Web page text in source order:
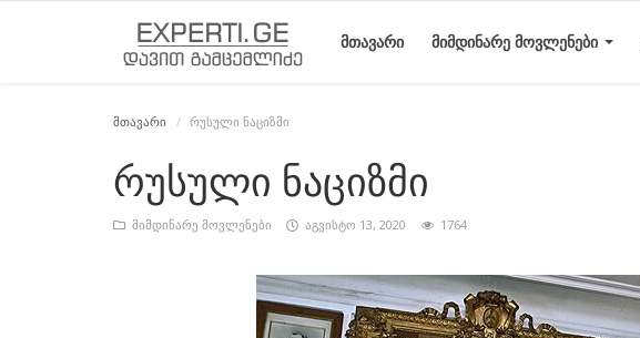
ᲛᲗᲐᲕᲐᲠᲘ ᲛᲘᲛᲓᲘᲜᲐᲠᲔ ᲛᲝᲕᲚᲔᲜᲔᲑᲘ
მოვლენები
მოძრაობის
მთავარი რუსული ნაციზმი
რუსული ნაციზმი
მიმდინარე მოვლენები აგვისტო 13, 2020 1764